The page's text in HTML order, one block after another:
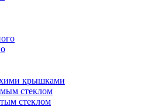
крышками
стеклом
стеклом